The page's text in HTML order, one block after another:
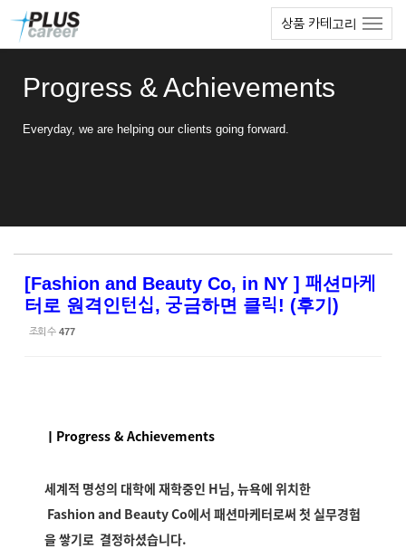
상품 카테고리
Progress & Achievements
Everyday, we are helping our clients going forward.
[Fashion and Beauty Co, in NY ] 패션마케
터로 원격인턴십, 궁금하면 클릭! (후기)
조회 수 477
ㅣProgress & Achievements
세계적 명성의 대학에 재학중인 H님, 뉴욕에 위치한
Fashion and Beauty Co에서 패션마케터로써 첫 실무경험
을 쌓기로 결정하셨습니다.